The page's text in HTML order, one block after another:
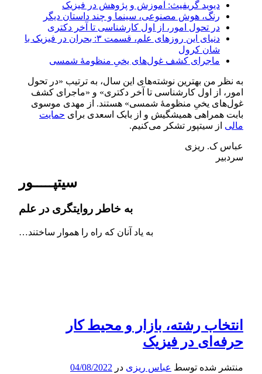
دیوید گریفیث: آموزش و پژوهش در فیزیک
رنگ، هوش مصنوعی، سینما و چند داستان دیگر
در تحول امور، از اول کارشناسی تا آخر دکتری
دنیای این روزهای علم، قسمت ۳: بحران در فیزیک با
شان کرول
ماجرای کشف غول‌های یخیِ منظومۀ شمسی
به نظر من بهترین نوشته‌های این سال، به ترتیب «در تحول
امور، از اول کارشناسی تا آخر دکتری» و «ماجرای کشف
غول‌های یخیِ منظومۀ شمسی» هستند. از مهدی موسوی
بابت همراهی همیشگیش و از بابک اسعدی برای حمایت
مالی از سیتپور تشکر می‌کنیم.
عباس‌ ک. ریزی
سردبیر
سیتپـــــور
به خاطر روایتگری در علم
به یاد آنان که راه را هموار ساختند…
انتخاب رشته، بازار و محیط کار
حرفه‌ای در فیزیک
منتشر شده توسط عباس ریزی در 04/08/2022